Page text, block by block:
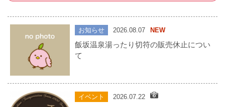
お知らせ 2026.08.07 NEW
飯坂温泉湯ったり切符の販売休止につい
て
イベント 2026.07.22